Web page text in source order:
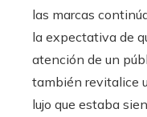
las marcas
la expectativa de
atención de un
también revitalice
lujo que estaba